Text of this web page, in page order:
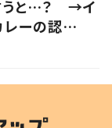
うと…？ →イ
レーの認